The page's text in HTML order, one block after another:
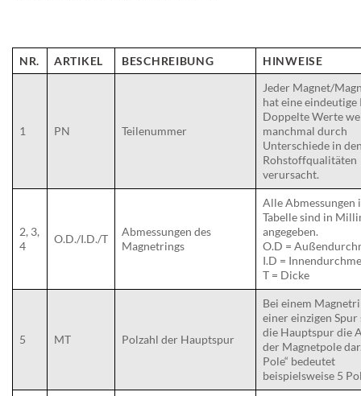
NR. ARTIKEL BESCHREIBUNG HINWEISE
1 PN Teilenummer
Jeder Magnet/
hat eine eindeutige
Doppelte Werte
manchmal durch
Unterschiede in
Rohstoffqualitäten
verursacht.
2, 3,
4
O.D./I.D./T
Abmessungen des
Magnetrings
Alle Abmessungen
Tabelle sind in
angegeben.
O.D =
I.D =
T = Dicke
5 MT Polzahl der Hauptspur
Bei einem
einer einzigen
die Hauptspur die
der Magnetpole
Pole“ bedeutet
beispielsweise 5